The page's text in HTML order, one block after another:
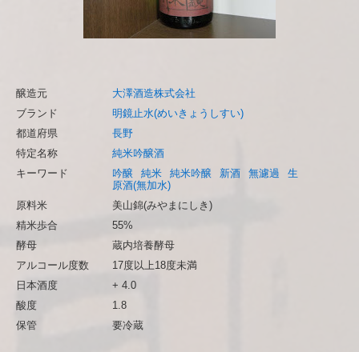
醸造元
大澤酒造株式会社
ブランド
明鏡止水(めいきょうしすい)
都道府県
長野
特定名称
純米吟醸酒
キーワード
吟醸 純米 純米吟醸 新酒 無濾過
生
原酒(無加水)
原料米
美山錦(みやまにしき)
精米歩合
55%
酵母
蔵内培養酵母
アルコール度数
17度以上18度未満
日本酒度
+ 4.0
酸度
1.8
保管
要冷蔵